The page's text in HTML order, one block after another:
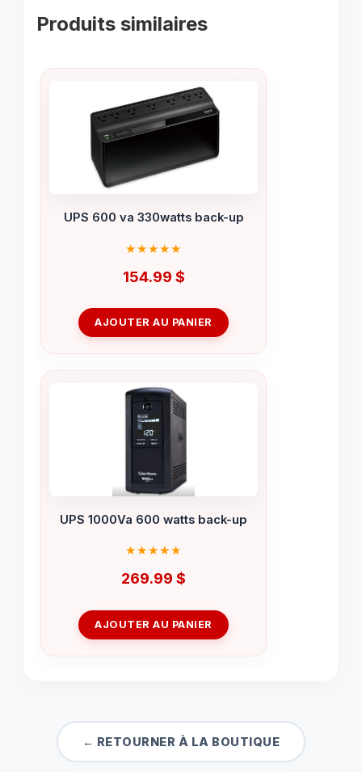
Produits similaires
UPS 600 va 330watts back-up
154.99 $
AJOUTER AU PANIER
UPS 1000Va 600 watts back-up
269.99 $
AJOUTER AU PANIER
← RETOURNER À LA BOUTIQUE